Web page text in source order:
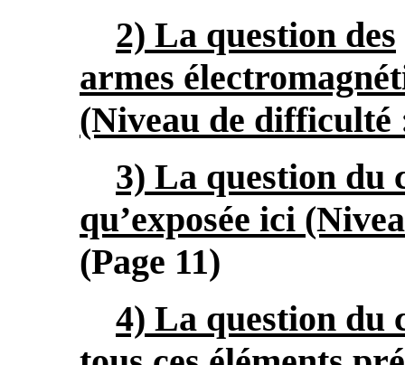
2) La question des
armes
(Niveau de difficulté
3) La question du
qu’exposée ici
(Page 11)
4) La question du